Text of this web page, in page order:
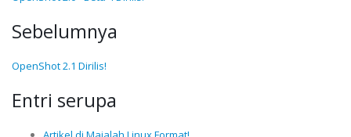
Sebelumnya
OpenShot 2.1 Dirilis!
Entri serupa